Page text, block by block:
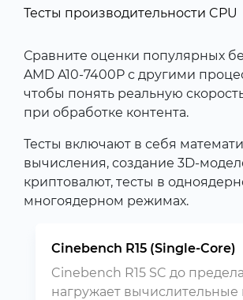
Тесты производительности CPU
Сравните оценки популярных
AMD A10-7400P с другими
чтобы понять реальную
при обработке контента.
Тесты включают в себя
вычисления, создание 3D-
криптовалют, тесты в
многоядерном режимах.
Cinebench R15 (Single-Core)
Cinebench R15 SC до предела
нагружает вычислительные